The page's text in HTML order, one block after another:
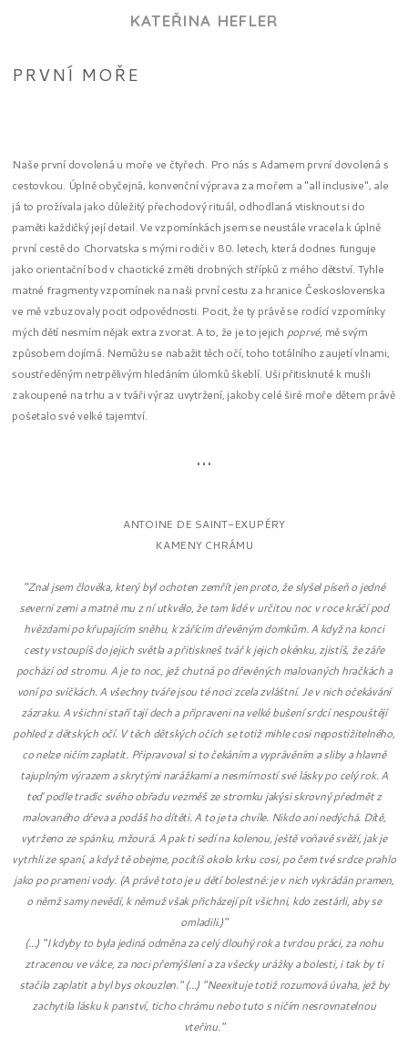
KATEŘINA HEFLER
PRVNÍ MOŘE
Naše první dovolená u moře ve čtyřech. Pro nás s Adamem první dovolená s
cestovkou. Úplně obyčejná, konvenční výprava za mořem a "all inclusive", ale
já to prožívala jako důležitý přechodový rituál, odhodlaná vtisknout si do
paměti každičký její detail. Ve vzpomínkách jsem se neustále vracela k úplně
první cestě do Chorvatska s mými rodiči v 80. letech, která dodnes funguje
jako orientační bod v chaotické změti drobných střípků z mého dětství. Tyhle
matné fragmenty vzpomínek na naši první cestu za hranice Československa
ve mě vzbuzovaly pocit odpovědnosti. Pocit, že ty právě se rodící vzpomínky
mých dětí nesmím nějak extra zvorat. A to, že je to jejich poprvé, mě svým
způsobem dojímá. Nemůžu se nabažit těch očí, toho totálního zaujetí vlnami,
soustředěným netrpělivým hledáním úlomků škeblí. Uši přitisknuté k mušli
zakoupené na trhu a v tváři výraz uvytržení, jakoby celé širé moře dětem právě
pošetalo své velké tajemtví.
...
ANTOINE DE SAINT-EXUPÉRY
KAMENY CHRÁMU
"Znal jsem člověka, který byl ochoten zemřít jen proto, že slyšel píseň o jedné
severní zemi a matně mu z ní utkvělo, že tam lidé v určitou noc v roce kráčí pod
hvězdami po křupajícím sněhu, k zářícím dřevěným domkům. A když na konci
cesty vstoupíš do jejich světla a přitiskneš tvář k jejich okénku, zjistíš, že záře
pochází od stromu. A je to noc, jež chutná po dřevěných malovaných hračkách a
voní po svíčkách. A všechny tváře jsou té noci zcela zvláštní. Je v nich očekávání
zázraku. A všichni staří tají dech a připraveni na velké bušení srdcí nespouštějí
pohled z dětských očí. V těch dětských očích se totiž mihle cosi nepostižitelného,
co nelze ničím zaplatit. Připravoval si to čekáním a vyprávěním a sliby a hlavně
tajuplným výrazem a skrytými narážkami a nesmírností své lásky po celý rok. A
teď podle tradic svého obřadu vezměš ze stromku jakýsi skrovný předmět z
malovaného dřeva a podáš ho dítěti. A to je ta chvíle. Nikdo ani nedýchá. Dítě,
vytrženo ze spánku, mžourá. A pak ti sedí na kolenou, ještě voňavě svěží, jak je
vytrhli ze spaní, a když tě obejme, pocítíš okolo krku cosi, po čem tvé srdce prahlo
jako po prameni vody. (A právě toto je u dětí bolestné: je v nich vykrádán pramen,
o němž samy nevědí, k němuž však přicházejí pít všichni, kdo zestárli, aby se
omladili.)"
(...) "I kdyby to byla jediná odměna za celý dlouhý rok a tvrdou práci, za nohu
ztracenou ve válce, za noci přemýšlení a za všecky urážky a bolesti, i tak by ti
stačila zaplatit a byl bys okouzlen." (...) "Neexituje totiž rozumová úvaha, jež by
zachytila lásku k panství, ticho chrámu nebo tuto s ničím nesrovnatelnou
vteřinu."